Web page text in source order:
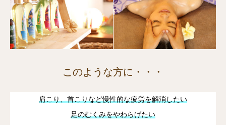
このような方に・・・
肩こり、首こりなど慢性的な疲労を解消したい
足のむくみをやわらげたい